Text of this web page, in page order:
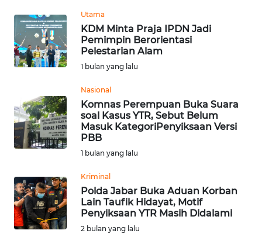
Utama
KDM Minta Praja IPDN Jadi
Pemimpin Berorientasi
Pelestarian Alam
1 bulan yang lalu
Nasional
Komnas Perempuan Buka Suara
soal Kasus YTR, Sebut Belum
Masuk KategoriPenyiksaan Versi
PBB
1 bulan yang lalu
Kriminal
Polda Jabar Buka Aduan Korban
Lain Taufik Hidayat, Motif
Penyiksaan YTR Masih Didalami
2 bulan yang lalu
KALSEL
WN
KALTIM
WN
SULSEL
WN
WN
SULUT
WN